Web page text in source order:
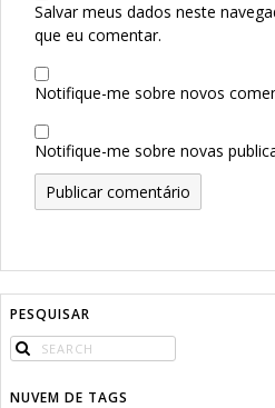
Salvar meus dados neste
que eu comentar.
Notifique-me sobre novos
Notifique-me sobre novas
PESQUISAR
NUVEM DE TAGS